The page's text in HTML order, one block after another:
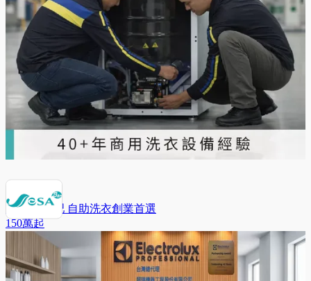
SeSA洗衣吧 自助洗衣創業首選
150萬起